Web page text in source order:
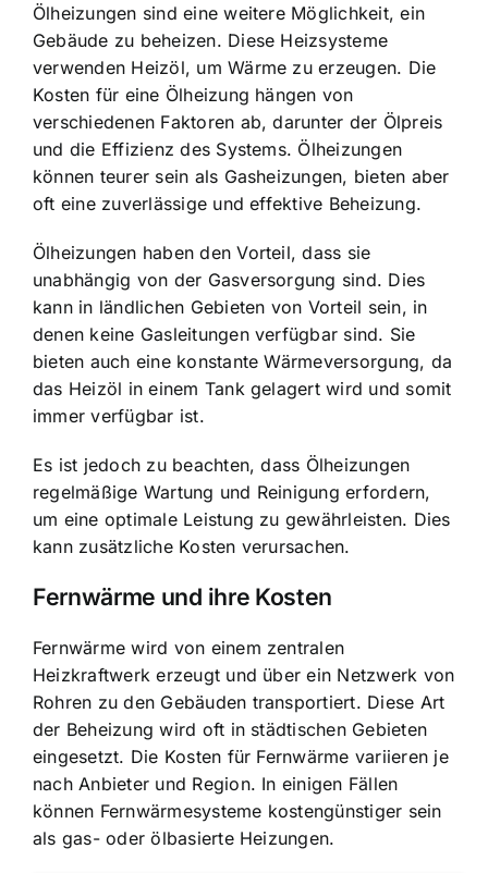
Ölheizungen sind eine weitere Möglichkeit, ein
Gebäude zu beheizen. Diese Heizsysteme
verwenden Heizöl, um Wärme zu erzeugen. Die
Kosten für eine Ölheizung hängen von
verschiedenen Faktoren ab, darunter der Ölpreis
und die Effizienz des Systems. Ölheizungen
können teurer sein als Gasheizungen, bieten aber
oft eine zuverlässige und effektive Beheizung.
Ölheizungen haben den Vorteil, dass sie
unabhängig von der Gasversorgung sind. Dies
kann in ländlichen Gebieten von Vorteil sein, in
denen keine Gasleitungen verfügbar sind. Sie
bieten auch eine konstante Wärmeversorgung, da
das Heizöl in einem Tank gelagert wird und somit
immer verfügbar ist.
Es ist jedoch zu beachten, dass Ölheizungen
regelmäßige Wartung und Reinigung erfordern,
um eine optimale Leistung zu gewährleisten. Dies
kann zusätzliche Kosten verursachen.
Fernwärme und ihre Kosten
Fernwärme wird von einem zentralen
Heizkraftwerk erzeugt und über ein Netzwerk von
Rohren zu den Gebäuden transportiert. Diese Art
der Beheizung wird oft in städtischen Gebieten
eingesetzt. Die Kosten für Fernwärme variieren je
nach Anbieter und Region. In einigen Fällen
können Fernwärmesysteme kostengünstiger sein
als gas- oder ölbasierte Heizungen.